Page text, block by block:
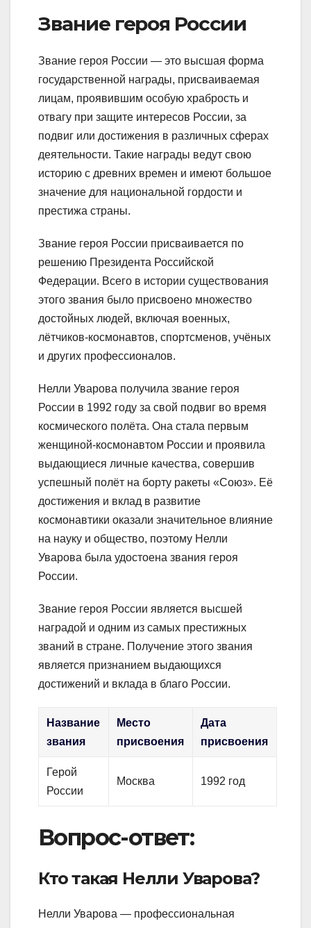
Звание героя России
Звание героя России — это высшая форма
государственной награды, присваиваемая
лицам, проявившим особую храбрость и
отвагу при защите интересов России, за
подвиг или достижения в различных сферах
деятельности. Такие награды ведут свою
историю с древних времен и имеют большое
значение для национальной гордости и
престижа страны.
Звание героя России присваивается по
решению Президента Российской
Федерации. Всего в истории существования
этого звания было присвоено множество
достойных людей, включая военных,
лётчиков-космонавтов, спортсменов, учёных
и других профессионалов.
Нелли Уварова получила звание героя
России в 1992 году за свой подвиг во время
космического полёта. Она стала первым
женщиной-космонавтом России и проявила
выдающиеся личные качества, совершив
успешный полёт на борту ракеты «Союз». Её
достижения и вклад в развитие
космонавтики оказали значительное влияние
на науку и общество, поэтому Нелли
Уварова была удостоена звания героя
России.
Звание героя России является высшей
наградой и одним из самых престижных
званий в стране. Получение этого звания
является признанием выдающихся
достижений и вклада в благо России.
Название
звания
Место
присвоения
Дата
присвоения
Герой
России
Москва 1992 год
Вопрос-ответ:
Кто такая Нелли Уварова?
Нелли Уварова — профессиональная